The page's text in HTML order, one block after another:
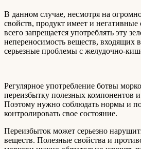
В данном случае, несмотря на
свойств, продукт имеет и
всего запрещается употреблять эту
непереносимость веществ, входящих
серьезные проблемы с желудочно-
Регулярное употребление ботвы
переизбытку полезных компонентов
Поэтому нужно соблюдать нормы и
контролировать свое состояние.
Переизбыток может серьезно
веществ. Полезные свойства и